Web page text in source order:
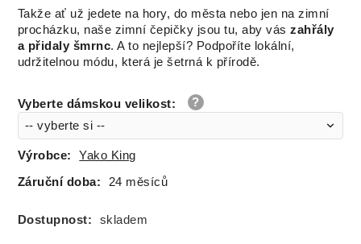
Takže ať už jedete na hory, do města nebo jen na zimní
procházku, naše zimní čepičky jsou tu, aby vászahřály
a přidaly šmrnc. A to nejlepší? Podpoříte lokální,
udržitelnou módu, která je šetrná k přírodě.
Vyberte dámskou velikost:
Výrobce: Yako King
Záruční doba: 24 měsíců
Dostupnost: skladem